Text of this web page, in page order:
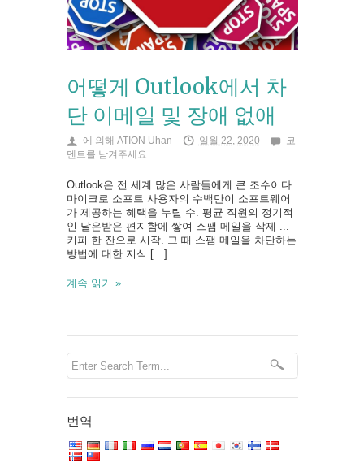
어떻게 Outlook에서 차
단 이메일 및 장애 없애
에 의해 ATION Uhan 일월 22, 2020
코
멘트를 남겨주세요
Outlook은 전 세계 많은 사람들에게 큰 조수이다.
마이크로 소프트 사용자의 수백만이 소프트웨어
가 제공하는 혜택을 누릴 수. 평균 직원의 정기적
인 날은받은 편지함에 쌓여 스팸 메일을 삭제 ...
커피 한 잔으로 시작. 그 때 스팸 메일을 차단하는
방법에 대한 지식 […]
계속 읽기 »
번역